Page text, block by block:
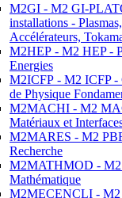
M2GI - M2 GI-
installations -
Accélérateurs,
M2HEP - M2 HEP -
Energies
M2ICFP - M2 ICFP -
de Physique
M2MACHI - M2
Matériaux et
M2MARES - M2
Recherche
M2MATHMOD -
Mathématique
M2MECENCLI -